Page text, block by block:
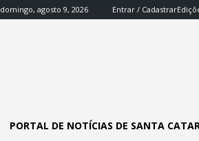
domingo, agosto 9, 2026 Entrar / Cadastrar
PORTAL DE NOTÍCIAS DE SANTA